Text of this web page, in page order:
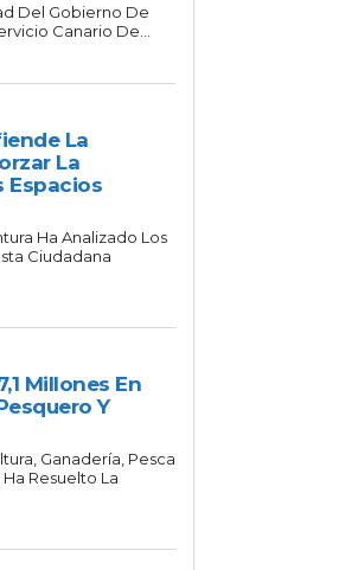
Del Gobierno De
Canario De...
La
La
Espacios
Ha Analizado Los
Ciudadana
Millones En
Y
Ganadería, Pesca
Resuelto La